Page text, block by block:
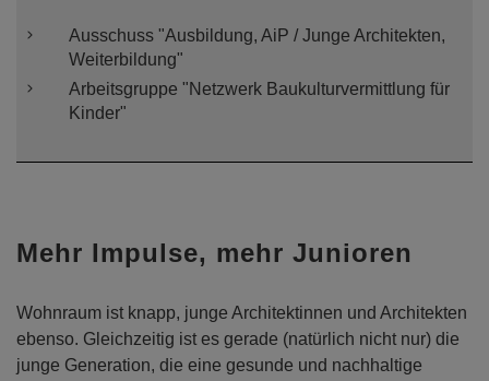
Ausschuss "Ausbildung, AiP / Junge Architekten,
Weiterbildung"
Arbeitsgruppe "Netzwerk Baukulturvermittlung für
Kinder"
Mehr Impulse, mehr Junioren
Wohnraum ist knapp, junge Architektinnen und Architekten
ebenso. Gleichzeitig ist es gerade (natürlich nicht nur) die
junge Generation, die eine gesunde und nachhaltige